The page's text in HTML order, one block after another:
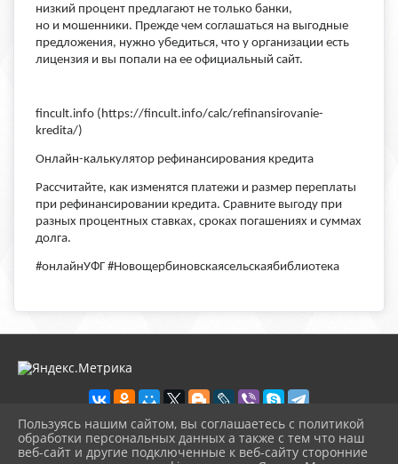
низкий процент предлагают не только банки,
но и мошенники. Прежде чем соглашаться на выгодные
предложения, нужно убедиться, что у организации есть
лицензия и вы попали на ее официальный сайт.
fincult.info (https://fincult.info/calc/refinansirovanie-
kredita/)
Онлайн-калькулятор рефинансирования кредита
Рассчитайте, как изменятся платежи и размер переплаты
при рефинансировании кредита. Сравните выгоду при
разных процентных ставках, сроках погашениях и суммах
долга.
#онлайнУФГ #Новощербиновскаясельскаябиблиотека
2026 г. novosb.sherbok.ru
Пользуясь нашим сайтом, вы соглашаетесь с политикой
обработки персональных данных а также с тем что наш
веб-сайт и другие подключенные к веб-сайту сторонние